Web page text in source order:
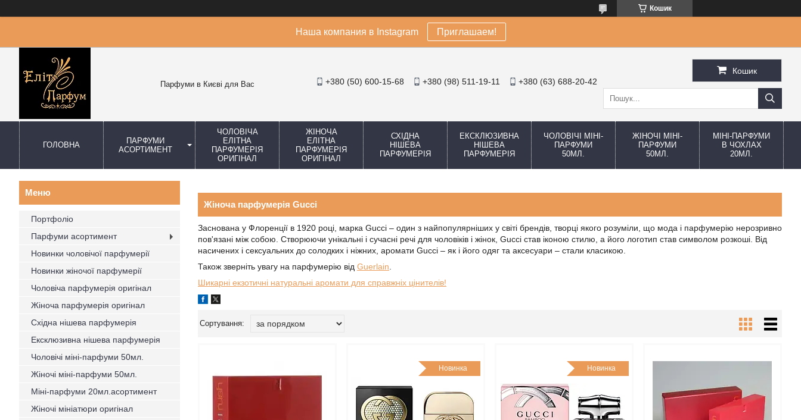
Кошик
Наша компания в Instagram Приглашаем!
Парфуми в Києві для Вас +380 (50) 600-15-68 +380 (98) 511-19-11 +380 (63) 688-20-42
Кошик
ГОЛОВНА
ПАРФУМИ
АСОРТИМЕНТ
ЧОЛОВІЧА
ЕЛІТНА
ПАРФУМЕРІЯ
ОРИГІНАЛ
ЖІНОЧА
ЕЛІТНА
ПАРФУМЕРІЯ
ОРИГІНАЛ
СХІДНА
НІШЕВА
ПАРФУМЕРІЯ
ЕКСКЛЮЗИВНА
НІШЕВА
ПАРФУМЕРІЯ
ЧОЛОВІЧІ МІНІ-
ПАРФУМИ
50МЛ.
ЖІНОЧІ МІНІ-
ПАРФУМИ
50МЛ.
МІНІ-ПАРФУМИ
В ЧОХЛАХ
20МЛ.
Жіноча парфумерія Gucci
Заснована у Флоренції в 1920 році, марка Gucci – один з найпопулярніших у світі брендів, творці якого розуміли, що мода і парфумерію нерозривно
пов'язані між собою. Створюючи унікальні і сучасні речі для чоловіків і жінок, Gucci став іконою стилю, а його логотип став символом розкоші. Від
насичених і сексуальних до солодких і ніжних, аромати Gucci – як і його одяг та аксесуари – стали класикою.
Також зверніть увагу на парфумерію від Guerlain
Шикарні екзотичні натуральні аромати для справжніх цінителів!
Новинка Новинка
Портфоліо
Парфуми асортимент
Новинки чоловічої парфумерії
Новинки жіночої парфумерії
Чоловіча парфумерія оригінал
Жіноча парфумерія оригінал
Східна нішева парфумерія
Ексклюзивна нішева парфумерія
Чоловічі міні-парфуми 50мл.
Жіночі міні-парфуми 50мл.
Міні-парфуми 20мл.асортимент
Жіночі мініатюри оригінал